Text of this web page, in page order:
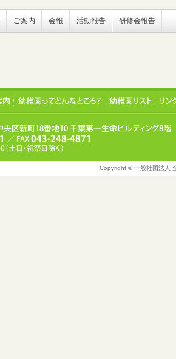
ご案内 会報 活動報告 研修会報告
Copyright © 一般社団法人